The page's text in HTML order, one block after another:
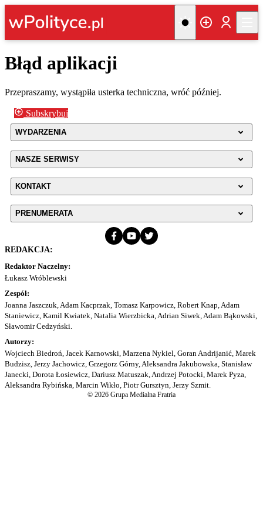
Błąd aplikacji
Przepraszamy, wystąpiła usterka techniczna, wróć później.
Subskrybuj
WYDARZENIA
NASZE SERWISY
KONTAKT
PRENUMERATA
REDAKCJA:
Redaktor Naczelny:
Łukasz Wróblewski
Zespół:
Joanna Jaszczuk, Adam Kacprzak, Tomasz Karpowicz, Robert Knap, Adam
Staniewicz, Kamil Kwiatek, Natalia Wierzbicka, Adrian Siwek, Adam Bąkowski,
Sławomir Cedzyński.
Autorzy:
Wojciech Biedroń, Jacek Karnowski, Marzena Nykiel, Goran Andrijanić, Marek
Budzisz, Jerzy Jachowicz, Grzegorz Górny, Aleksandra Jakubowska, Stanisław
Janecki, Dorota Łosiewicz, Dariusz Matuszak, Andrzej Potocki, Marek Pyza,
Aleksandra Rybińska, Marcin Wikło, Piotr Gursztyn, Jerzy Szmit.
© 2026 Grupa Medialna Fratria